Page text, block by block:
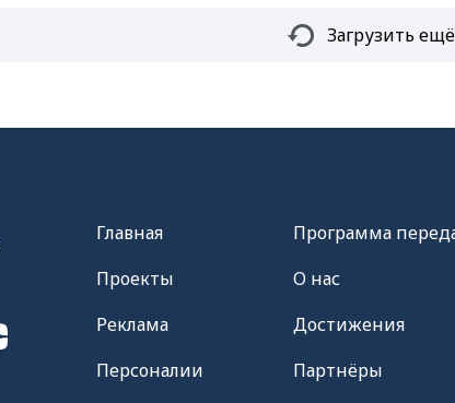
Загрузить ещё
Главная
Проекты
Реклама
Персоналии
Программа
О нас
Достижения
Партнёры